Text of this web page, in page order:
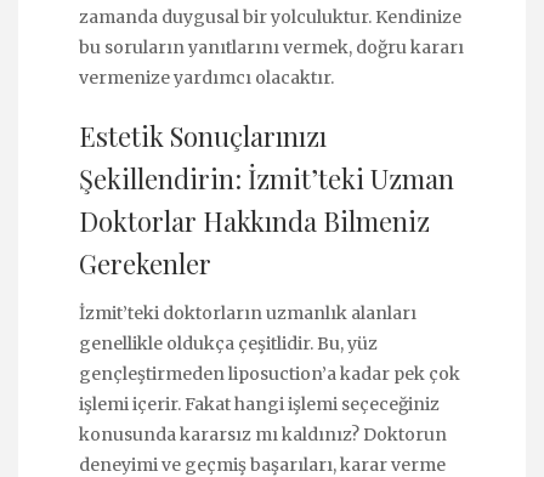
zamanda duygusal bir yolculuktur. Kendinize
bu soruların yanıtlarını vermek, doğru kararı
vermenize yardımcı olacaktır.
Estetik Sonuçlarınızı
Şekillendirin: İzmit’teki Uzman
Doktorlar Hakkında Bilmeniz
Gerekenler
İzmit’teki doktorların uzmanlık alanları
genellikle oldukça çeşitlidir. Bu, yüz
gençleştirmeden liposuction’a kadar pek çok
işlemi içerir. Fakat hangi işlemi seçeceğiniz
konusunda kararsız mı kaldınız? Doktorun
deneyimi ve geçmiş başarıları, karar verme